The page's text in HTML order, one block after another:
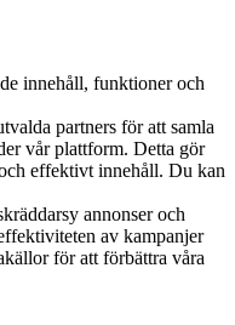
innehåll, funktioner och
partners för att samla
vår plattform. Detta gör
effektivt innehåll. Du kan
annonser och
av kampanjer
för att förbättra våra